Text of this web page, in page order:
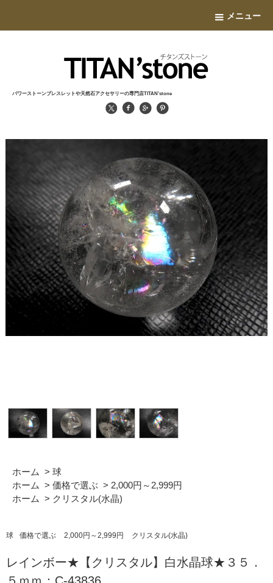
メニュー
パワーストーンブレスレットや天然石アクセサリーの専門店TITAN'stone
ホーム > 球
ホーム > 価格で選ぶ > 2,000円～2,999円
ホーム > クリスタル(水晶)
球 価格で選ぶ 2,000円～2,999円 クリスタル(水晶)
レインボー★【クリスタル】白水晶球★３５．